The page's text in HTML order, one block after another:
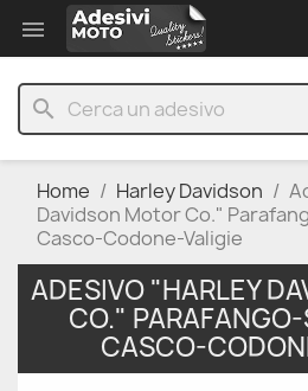

search
Home Harley Davidson
Davidson Motor Co."
Casco-Codone-Valigie
ADESIVO "HARLEY
CO."
CASCO-